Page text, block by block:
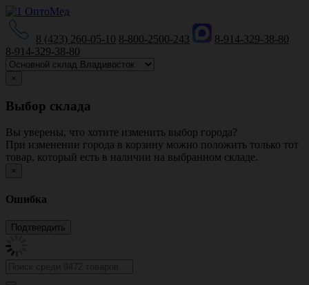
8 (423) 260-05-10 8-800-2500-243
8-914-329-38-80
8-914-329-38-80
×
Выбор склада
Вы уверены, что хотите изменить выбор города?
При изменении города в корзину можно положить только тот
товар, который есть в наличии на выбранном складе.
×
Ошибка